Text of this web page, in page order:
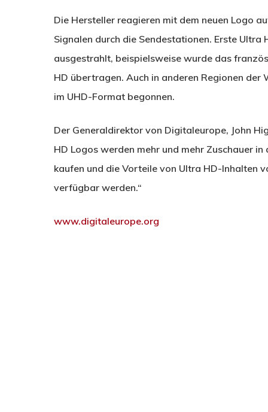
Die Hersteller reagieren mit dem neuen Logo
Signalen durch die Sendestationen. Erste
ausgestrahlt, beispielsweise wurde das
HD übertragen. Auch in anderen Regionen
im UHD-Format begonnen.
Der Generaldirektor von Digitaleurope, John
HD Logos werden mehr und mehr Zuschauer
kaufen und die Vorteile von Ultra HD-Inhalten
verfügbar werden.“
www.digitaleurope.org